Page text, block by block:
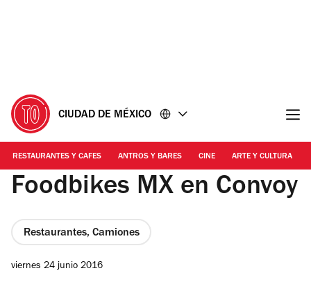
CIUDAD DE MÉXICO
RESTAURANTES Y CAFES ANTROS Y BARES CINE ARTE Y CULTURA
Foodbikes MX en Convoy
Restaurantes, Camiones
viernes 24 junio 2016